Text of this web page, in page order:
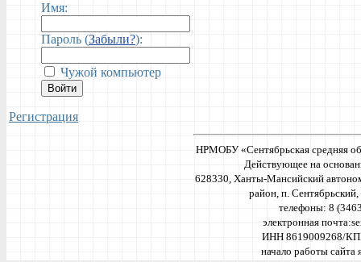
Имя:
Пароль (Забыли?):
Чужой компьютер
Войти
Регистрация
НРМОБУ «Сентябрьская средняя
Действующее на
628330, Ханты-Мансийский
район, п. Сентябрьский,
телефоны: 8
электронная почта:
ИНН 8619009268/
начало работы сайта